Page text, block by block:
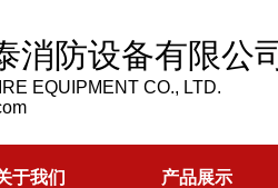
消防设备有限公
EQUIPMENT CO., LTD.
于我们 产品展示